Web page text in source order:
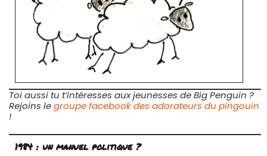
Toi aussi tu t’intéresses aux jeunesses de Big Penguin ?
Rejoins legroupe facebook des adorateurs du pingouin
!
1984 : un manuel politique ?